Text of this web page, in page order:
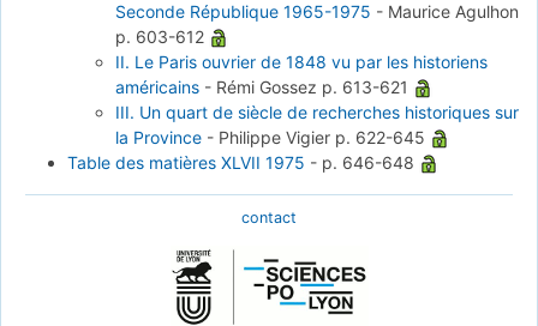
Seconde République 1965-1975 - Maurice Agulhon
p. 603-612
II. Le Paris ouvrier de 1848 vu par les historiens
américains - Rémi Gossez p. 613-621
III. Un quart de siècle de recherches historiques sur
la Province - Philippe Vigier p. 622-645
Table des matières XLVII 1975 - p. 646-648
contact